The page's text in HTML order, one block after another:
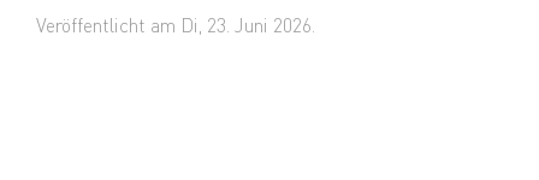
Veröffentlicht am Di, 23. Juni 2026.